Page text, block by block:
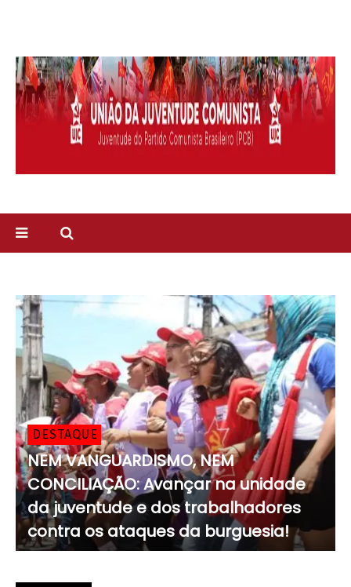
DESTAQUE
NEM VANGUARDISMO, NEM
CONCILIAÇÃO: Avançar na unidade
da juventude e dos trabalhadores
contra os ataques da burguesia!